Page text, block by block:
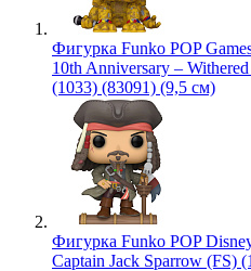
Фигурка Funko POP
10th Anniversary –
(1033) (83091) (9,5 см)
Фигурка Funko POP
Captain Jack Sparrow (FS)